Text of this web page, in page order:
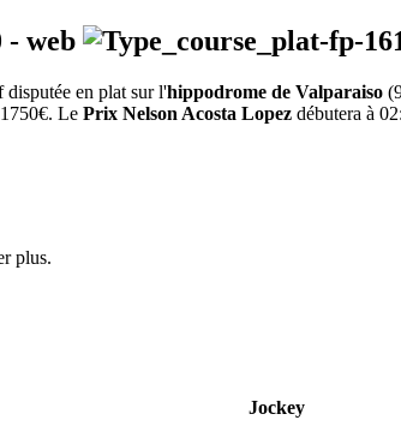
- web
en plat sur l'hippodrome de Valparaiso
Le Prix Nelson Acosta Lopez débutera à
plus.
Jockey